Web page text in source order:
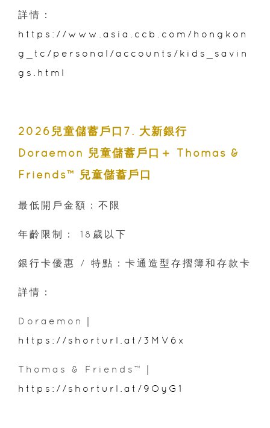
詳情：
https://www.asia.ccb.com/hongkon
g_tc/personal/accounts/kids_savin
gs.html
2026兒童儲蓄戶口7. 大新銀行
Doraemon 兒童儲蓄戶口＋ Thomas &
Friends™ 兒童儲蓄戶口
最低開戶金額：不限
年齡限制： 18歲以下
銀行卡優惠 / 特點：卡通造型存摺簿和存款卡
詳情：
Doraemon｜
https://shorturl.at/3MV6x
Thomas & Friends™｜
https://shorturl.at/9OyG1